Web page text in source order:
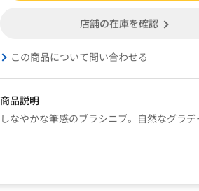
店舗の在庫を確認
この商品について問い合わせる
商品説明
しなやかな筆感のブラシニブ。自然なグラデ